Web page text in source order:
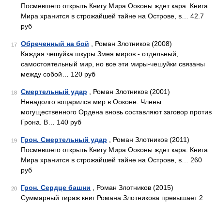
Посмевшего открыть Книгу Мира Ооконы ждет кара. Книга
Мира хранится в строжайшей тайне на Острове, в… 42.7
руб
17 Обреченный на бой , Роман Злотников (2008)
Каждая чешуйка шкуры Змея миров - отдельный,
самостоятельный мир, но все эти миры-чешуйки связаны
между собой… 120 руб
18 Смертельный удар , Роман Злотников (2001)
Ненадолго воцарился мир в Ооконе. Члены
могущественного Ордена вновь составляют заговор против
Грона. В… 140 руб
19 Грон. Смертельный удар , Роман Злотников (2011)
Посмевшего открыть Книгу Мира Ооконы ждет кара. Книга
Мира хранится в строжайшей тайне на Острове, в… 260
руб
20 Грон. Сердце башни , Роман Злотников (2015)
Суммарный тираж книг Романа Злотникова превышает 2